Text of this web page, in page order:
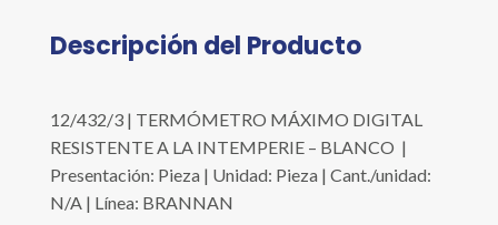
Descripción del Producto
12/432/3 | TERMÓMETRO MÁXIMO DIGITAL
RESISTENTE A LA INTEMPERIE – BLANCO |
Presentación: Pieza | Unidad: Pieza | Cant./unidad:
N/A | Línea: BRANNAN